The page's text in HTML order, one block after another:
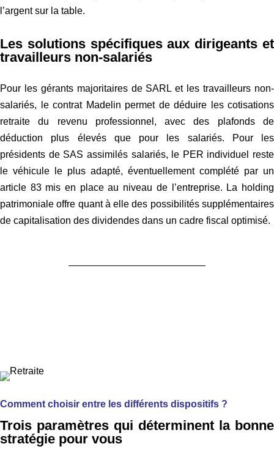
l’argent sur la table.
Les solutions spécifiques aux dirigeants et
travailleurs non-salariés
Pour les gérants majoritaires de SARL et les travailleurs non-
salariés, le contrat Madelin permet de déduire les cotisations
retraite du revenu professionnel, avec des plafonds de
déduction plus élevés que pour les salariés. Pour les
présidents de SAS assimilés salariés, le PER individuel reste
le véhicule le plus adapté, éventuellement complété par un
article 83 mis en place au niveau de l’entreprise. La holding
patrimoniale offre quant à elle des possibilités supplémentaires
de capitalisation des dividendes dans un cadre fiscal optimisé.
Comment choisir entre les différents dispositifs ?
Trois paramètres qui déterminent la bonne
stratégie pour vous